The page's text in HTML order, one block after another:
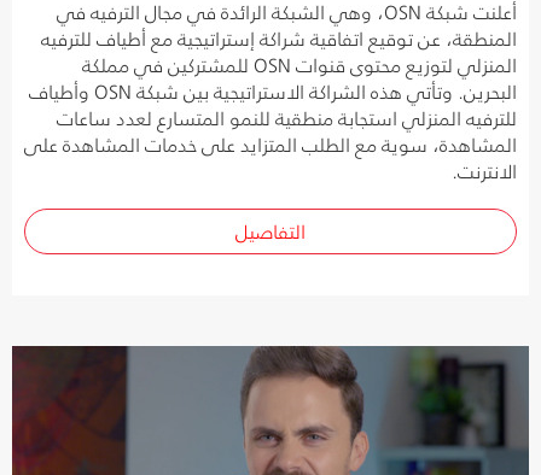
أعلنت شبكة OSN، وهي الشبكة الرائدة في مجال الترفيه في
المنطقة، عن توقيع اتفاقية شراكة إستراتيجية مع أطياف للترفيه
المنزلي لتوزيع محتوى قنوات OSN للمشتركين في مملكة
البحرين. وتأتي هذه الشراكة الاستراتيجية بين شبكة OSN وأطياف
للترفيه المنزلي استجابة منطقية للنمو المتسارع لعدد ساعات
المشاهدة، سوية مع الطلب المتزايد على خدمات المشاهدة على
الانترنت.
التفاصيل